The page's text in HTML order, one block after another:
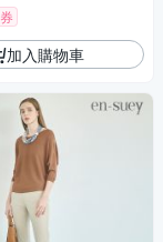
券
加入購物車